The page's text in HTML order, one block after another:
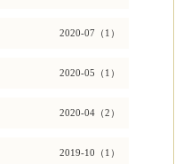
2020-07（1）
2020-05（1）
2020-04（2）
2019-10（1）